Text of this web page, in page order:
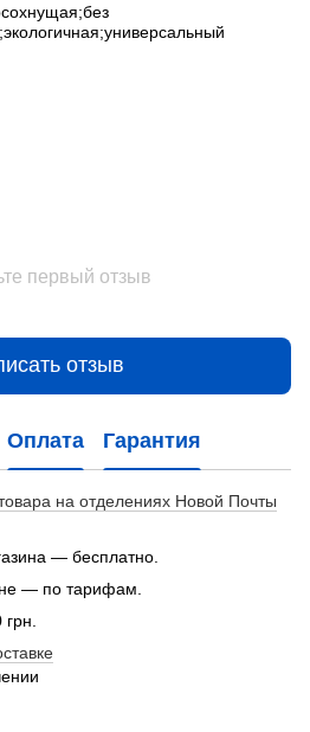
первый отзыв
отзыв
Оплата Гарантия
на отделениях Новой Почты
— бесплатно.
— по тарифам.